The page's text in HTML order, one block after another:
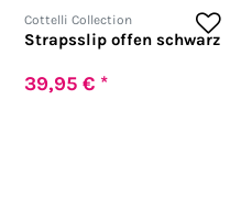
Cottelli Collection
Strapsslip offen schwarz
39,95 € *